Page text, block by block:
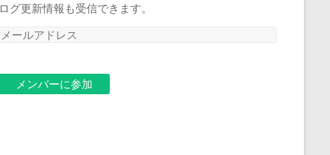
ログ更新情報も受信できます。
メ